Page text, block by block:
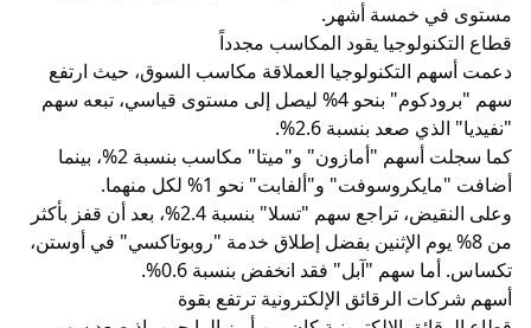
مستوى في خمسة أشهر.
قطاع التكنولوجيا يقود المكاسب مجدداً
دعمت أسهم التكنولوجيا العملاقة مكاسب السوق، حيث ارتفع
سهم "برودكوم" بنحو 4% ليصل إلى مستوى قياسي، تبعه سهم
"نفيديا" الذي صعد بنسبة 2.6%.
كما سجلت أسهم "أمازون" و"ميتا" مكاسب بنسبة 2%، بينما
أضافت "مايكروسوفت" و"ألفابت" نحو 1% لكل منهما.
وعلى النقيض، تراجع سهم "تسلا" بنسبة 2.4%، بعد أن قفز بأكثر
من 8% يوم الإثنين بفضل إطلاق خدمة "روبوتاكسي" في أوستن،
تكساس. أما سهم "آبل" فقد انخفض بنسبة 0.6%.
أسهم شركات الرقائق الإلكترونية ترتفع بقوة